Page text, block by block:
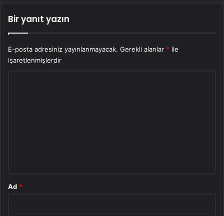
Bir yanıt yazın
E-posta adresiniz yayınlanmayacak. Gerekli alanlar * ile
işaretlenmişlerdir
Ad *